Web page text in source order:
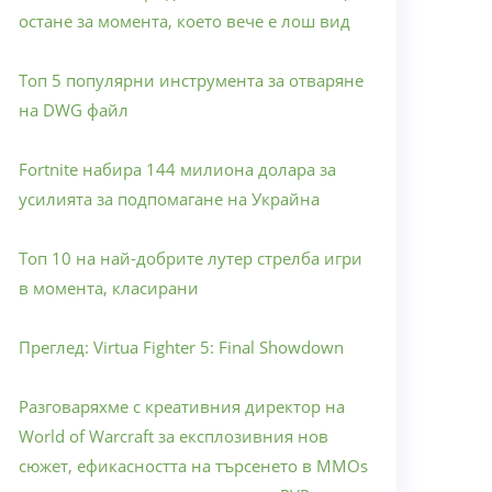
остане за момента, което вече е лош вид
Топ 5 популярни инструмента за отваряне
на DWG файл
Fortnite набира 144 милиона долара за
усилията за подпомагане на Украйна
Топ 10 на най-добрите лутер стрелба игри
в момента, класирани
Преглед: Virtua Fighter 5: Final Showdown
Разговаряхме с креативния директор на
World of Warcraft за експлозивния нов
сюжет, ефикасността на търсенето в MMOs